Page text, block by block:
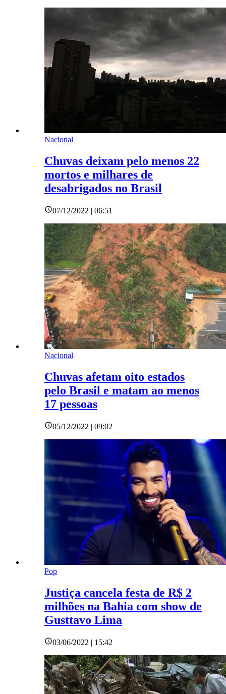
Nacional
Chuvas deixam pelo menos 22
mortos e milhares de
desabrigados no Brasil
07/12/2022 | 06:51
Nacional
Chuvas afetam oito estados
pelo Brasil e matam ao menos
17 pessoas
05/12/2022 | 09:02
Pop
Justiça cancela festa de R$ 2
milhões na Bahia com show de
Gusttavo Lima
03/06/2022 | 15:42